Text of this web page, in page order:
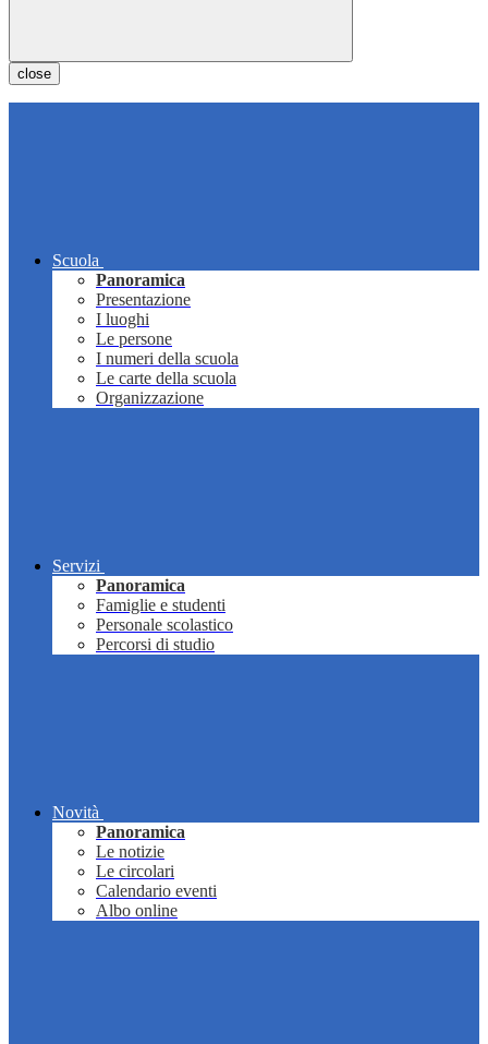
close
Scuola
Panoramica
Presentazione
I luoghi
Le persone
I numeri della scuola
Le carte della scuola
Organizzazione
Servizi
Panoramica
Famiglie e studenti
Personale scolastico
Percorsi di studio
Novità
Panoramica
Le notizie
Le circolari
Calendario eventi
Albo online